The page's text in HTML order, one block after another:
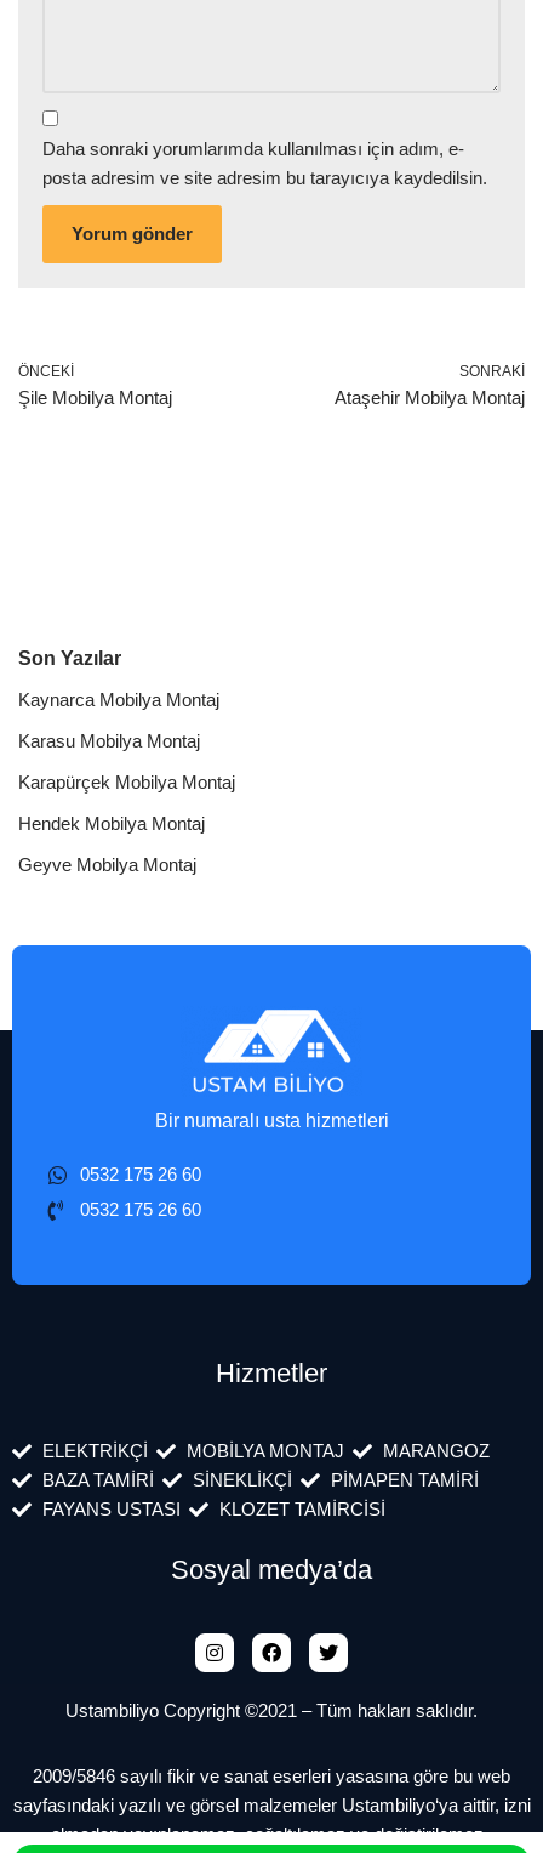
Daha sonraki yorumlarımda kullanılması için adım, e-
posta adresim ve site adresim bu tarayıcıya kaydedilsin.
ÖNCEKI
Şile Mobilya Montaj
SONRAKI
Ataşehir Mobilya Montaj
Son Yazılar
Kaynarca Mobilya Montaj
Karasu Mobilya Montaj
Karapürçek Mobilya Montaj
Hendek Mobilya Montaj
Geyve Mobilya Montaj
Bir numaralı usta hizmetleri
0532 175 26 60
0532 175 26 60
Hizmetler
ELEKTRİKÇİ MOBİLYA MONTAJ
MARANGOZ
BAZA TAMİRİ
SİNEKLİKÇİ
PİMAPEN TAMİRİ
FAYANS USTASI
KLOZET TAMİRCİSİ
Sosyal medya’da
Ustambiliyo Copyright ©2021 – Tüm hakları saklıdır.
2009/5846 sayılı fikir ve sanat eserleri yasasına göre bu web
sayfasındaki yazılı ve görsel malzemeler Ustambiliyo‘ya aittir, izni
olmadan yayınlanamaz, çoğaltılamaz ve değiştirilemez.